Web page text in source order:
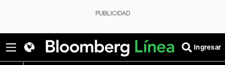
PUBLICIDAD
Ingresar